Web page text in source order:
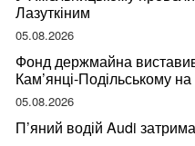
Лазуткіним
05.08.2026
Фонд держмайна
Кам’янці-Подільському
05.08.2026
П’яний водій Audi